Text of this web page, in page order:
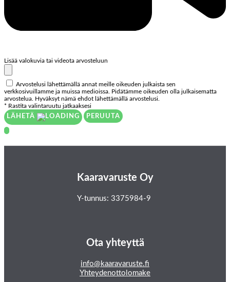
Lisää valokuvia tai videota arvosteluun
Arvostelusi lähettämällä annat meille oikeuden julkaista sen
verkkosivuillamme ja muissa medioissa. Pidätämme oikeuden olla julkaisematta
arvostelua. Hyväksyt nämä ehdot lähettämällä arvostelusi.
* Rastita valintaruutu jatkaaksesi
LÄHETÄ
PERUUTA
Kaaravaruste Oy
Y-tunnus: 3375984-9
Ota yhteyttä
info@kaaravaruste.fi
Yhteydenottolomake